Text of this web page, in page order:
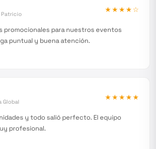
Patricio
★★★★☆
promocionales para nuestros eventos
puntual y buena atención.
Global
★★★★★
y todo salió perfecto. El equipo
profesional.